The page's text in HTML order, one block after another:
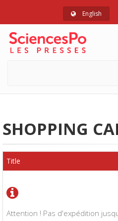
English
SHOPPING
Attention ! Pas d'expédition
Title